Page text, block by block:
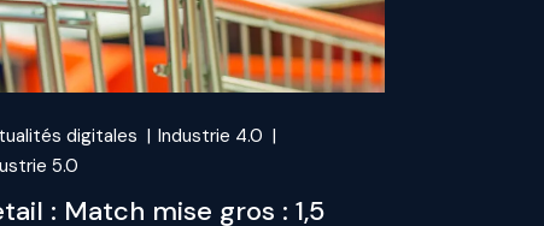
digitales
Industrie 4.0
5.0
: Match mise gros : 1,5